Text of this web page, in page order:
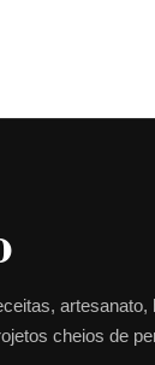
artesanato,
cheios de